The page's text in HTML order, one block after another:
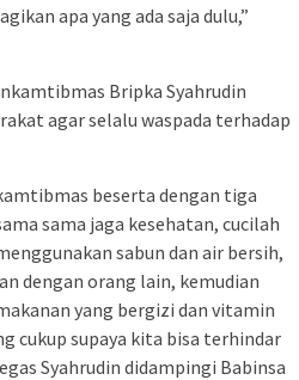
apa yang ada saja dulu,”
Bripka Syahrudin
agar selalu waspada terhadap
beserta dengan tiga
sama jaga kesehatan, cucilah
sabun dan air bersih,
dengan orang lain, kemudian
yang bergizi dan vitamin
cukup supaya kita bisa terhindar
Syahrudin didampingi Babinsa